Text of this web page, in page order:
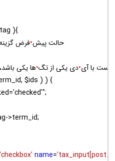
){
// حالت پیش•فرض
پست با آی•دی یکی از تگ•ها یکی
$ids ) ) {
>term_id;
'checkbox' name=